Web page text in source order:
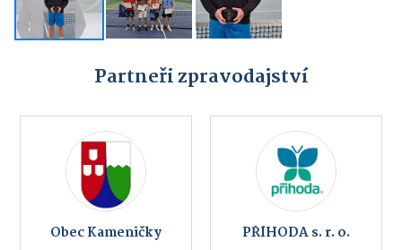
Partneři zpravodajství
Obec Kameničky PŘÍHODA s. r. o.